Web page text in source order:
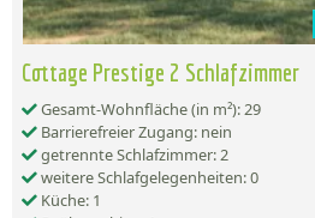
Cottage Prestige 2 Schlafzimmer
Gesamt-Wohnfläche (in m²): 29
Barrierefreier Zugang: nein
getrennte Schlafzimmer: 2
weitere Schlafgelegenheiten: 0
Küche: 1